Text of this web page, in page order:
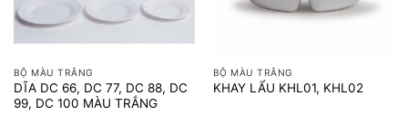
BỘ MÀU TRẮNG
DĨA DC 66, DC 77, DC 88, DC
99, DC 100 MÀU TRẮNG
BỘ MÀU TRẮNG
KHAY LẨU KHL01, KHL02